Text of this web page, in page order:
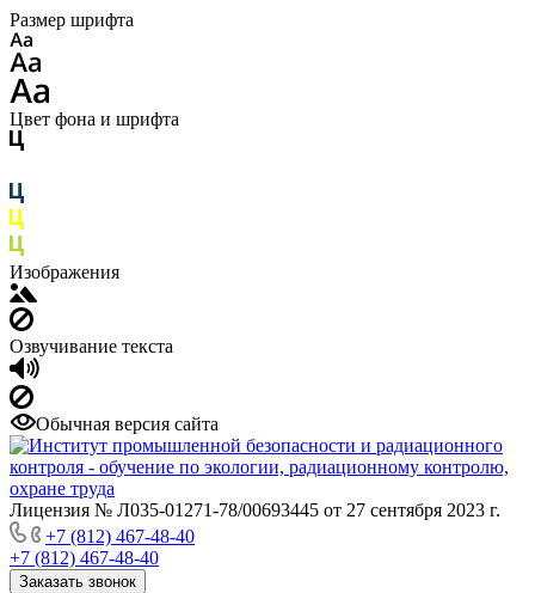
Размер шрифта
Цвет фона и шрифта
Изображения
Озвучивание текста
Обычная версия сайта
Лицензия № Л035-01271-78/00693445 от 27 сентября 2023 г.
+7 (812) 467-48-40
+7 (812) 467-48-40
Заказать звонок